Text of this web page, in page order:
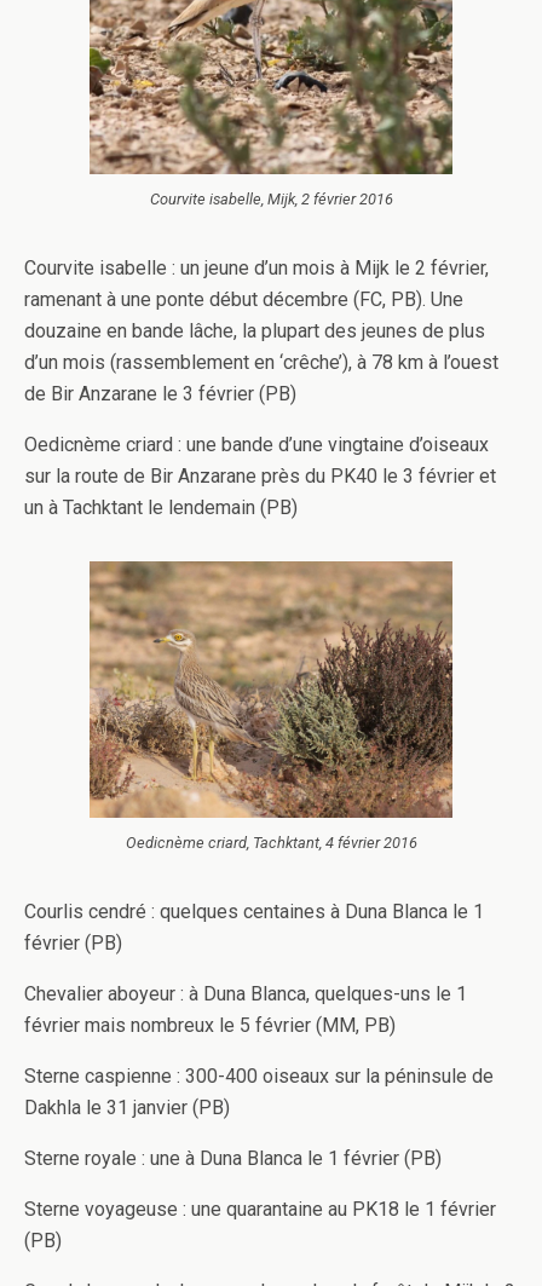
Courvite isabelle, Mijk, 2 février 2016
Courvite isabelle : un jeune d’un mois à Mijk le 2 février,
ramenant à une ponte début décembre (FC, PB). Une
douzaine en bande lâche, la plupart des jeunes de plus
d’un mois (rassemblement en ‘crêche’), à 78 km à l’ouest
de Bir Anzarane le 3 février (PB)
Oedicnème criard : une bande d’une vingtaine d’oiseaux
sur la route de Bir Anzarane près du PK40 le 3 février et
un à Tachktant le lendemain (PB)
Oedicnème criard, Tachktant, 4 février 2016
Courlis cendré : quelques centaines à Duna Blanca le 1
février (PB)
Chevalier aboyeur : à Duna Blanca, quelques-uns le 1
février mais nombreux le 5 février (MM, PB)
Sterne caspienne : 300-400 oiseaux sur la péninsule de
Dakhla le 31 janvier (PB)
Sterne royale : une à Duna Blanca le 1 février (PB)
Sterne voyageuse : une quarantaine au PK18 le 1 février
(PB)